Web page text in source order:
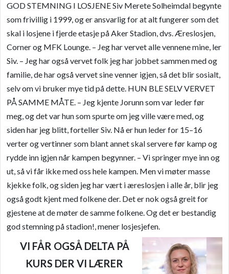
GOD STEMNING I LOSJENE Siv Merete Solheimdal begynte
som frivillig i 1999, og er ansvarlig for at alt fungerer som det
skal i losjene i fjerde etasje på Aker Stadion, dvs. Æreslosjen,
Corner og MFK Lounge. – Jeg har vervet alle vennene mine, ler
Siv. – Jeg har også vervet folk jeg har jobbet sammen med og
familie, de har også vervet sine venner igjen, så det blir sosialt,
selv om vi bruker mye tid på dette. HUN BLE SELV VERVET
PÅ SAMME MÅTE. – Jeg kjente Jorunn som var leder før
meg, og det var hun som spurteom jeg ville være med, og
siden har jeg blitt, forteller Siv. Nå er hun leder for 15–16
verter og vertinner som blant annet skal servere før kamp og
rydde inn igjen når kampen begynner. – Vi springer mye inn og
ut, så vi får ikke med oss hele kampen. Men vi møter masse
kjekke folk, og siden jeg har vært i æreslosjen i alle år, blir jeg
også godt kjent med folkene der. Det er nok også greit for
gjestene at de møter de samme folkene. Og det er bestandig
god stemning på stadion!, mener losjesjefen.
VI FÅR OGSÅ DELTA PÅ
KURS DER VI LÆRER